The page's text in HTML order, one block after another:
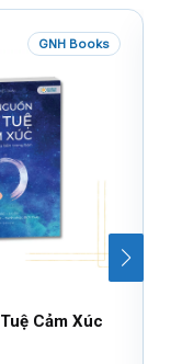
GNH Books
Cảm Xúc